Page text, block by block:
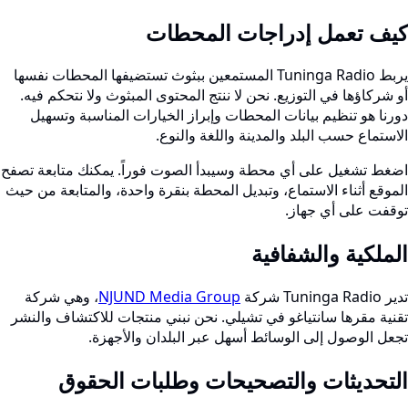
كيف تعمل إدراجات المحطات
يربط Tuninga Radio المستمعين ببثوث تستضيفها المحطات نفسها
أو شركاؤها في التوزيع. نحن لا ننتج المحتوى المبثوث ولا نتحكم فيه.
دورنا هو تنظيم بيانات المحطات وإبراز الخيارات المناسبة وتسهيل
الاستماع حسب البلد والمدينة واللغة والنوع.
اضغط تشغيل على أي محطة وسيبدأ الصوت فوراً. يمكنك متابعة تصفح
الموقع أثناء الاستماع، وتبديل المحطة بنقرة واحدة، والمتابعة من حيث
توقفت على أي جهاز.
الملكية والشفافية
تدير Tuninga Radio شركة NJUND Media Group، وهي شركة
تقنية مقرها سانتياغو في تشيلي. نحن نبني منتجات للاكتشاف والنشر
تجعل الوصول إلى الوسائط أسهل عبر البلدان والأجهزة.
التحديثات والتصحيحات وطلبات الحقوق